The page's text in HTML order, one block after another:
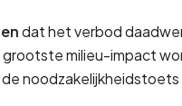
dat het verbod
milieu-impact